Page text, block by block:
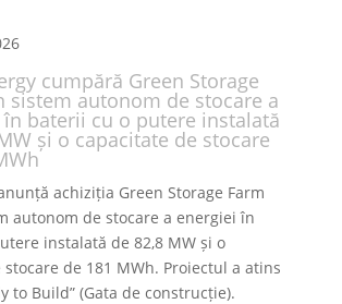
cumpără Green Storage
sistem autonom de stocare a
baterii cu o putere instalată
și o capacitate de stocare
achiziția Green Storage Farm
autonom de stocare a energiei în
instalată de 82,8 MW și o
de 181 MWh. Proiectul a atins
to Build” (Gata de construcție).